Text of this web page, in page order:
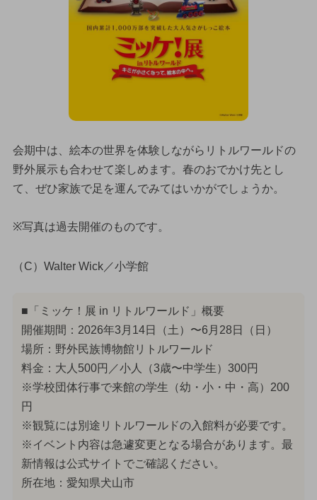
会期中は、絵本の世界を体験しながらリトルワールドの
野外展示も合わせて楽しめます。春のおでかけ先とし
て、ぜひ家族で足を運んでみてはいかがでしょうか。
※写真は過去開催のものです。
（C）Walter Wick／小学館
■「ミッケ！展 in リトルワールド」概要
開催期間：2026年3月14日（土）〜6月28日（日）
場所：野外民族博物館リトルワールド
料金：大人500円／小人（3歳〜中学生）300円
※学校団体行事で来館の学生（幼・小・中・高）200
円
※観覧には別途リトルワールドの入館料が必要です。
※イベント内容は急遽変更となる場合があります。最
新情報は公式サイトでご確認ください。
所在地：愛知県犬山市